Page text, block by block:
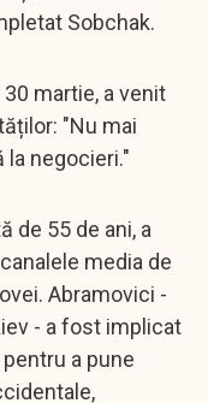
Sobchak.
martie, a venit
"Nu mai
negocieri."
de 55 de ani, a
media de
Abramovici -
- a fost implicat
a pune